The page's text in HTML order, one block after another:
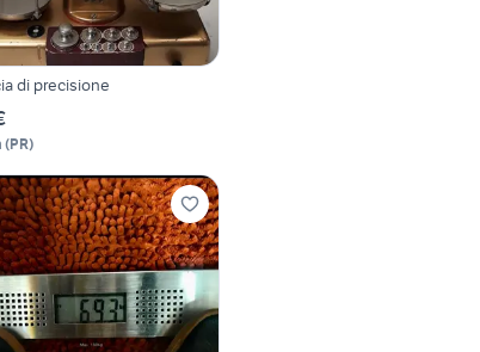
bilancia di precisione
(PR)